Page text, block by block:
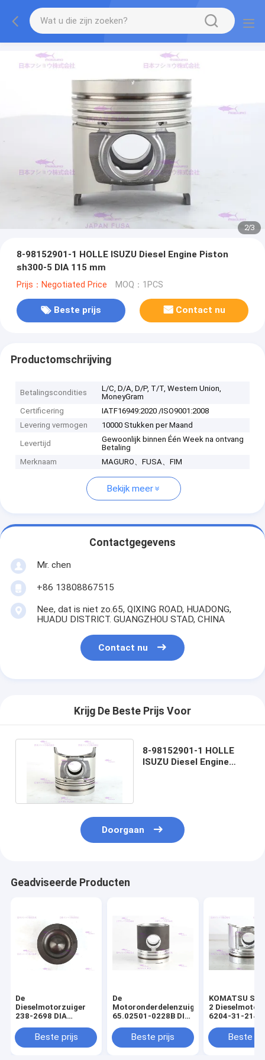
2/3
8-98152901-1 HOLLE ISUZU Diesel Engine Piston
sh300-5 DIA 115 mm
Prijs：Negotiated Price MOQ：1PCS
Beste prijs Contact nu
Productomschrijving
Betalingscondities
L/C, D/A, D/P, T/T, Western Union,
MoneyGram
Certificering
IATF16949:2020 /ISO9001:2008
Levering vermogen
10000 Stukken per Maand
Levertijd
Gewoonlijk binnen Één Week na ontvang
Betaling
Merknaam
MAGURO、FUSA、FIM
Bekijk meer
Contactgegevens
Mr. chen
+86 13808867515
Nee, dat is niet zo.65, QIXING ROAD, HUADONG,
HUADU DISTRICT. GUANGZHOU STAD, CHINA
Contact nu
Krijg De Beste Prijs Voor
8-98152901-1 HOLLE
ISUZU Diesel Engine
Doorgaan
Geadviseerde Producten
De
Dieselmotorzuiger
238-2698 DIA
CATERPILLARR C7
Beste prijs
De
Motoronderdelenzuiger
65.02501-0228B DIA
DE08TBeste prijs
KOMATSU
2
6204-31-2141
Beste